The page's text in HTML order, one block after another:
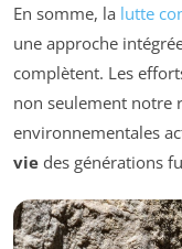
En somme, la lutte
une approche
complètent. Les
non seulement notre
environnementales
vie des générations